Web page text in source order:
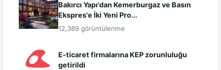
Bakırcı Yapı'dan Kemerburgaz ve Basın
Ekspres'e İki Yeni Pro...
12,389 görüntülenme
E-ticaret firmalarına KEP zorunluluğu
getirildi